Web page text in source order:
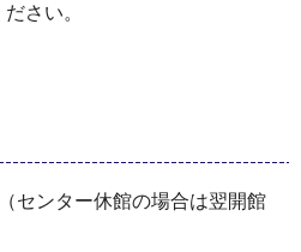
さい。
センター休館の場合は翌開館